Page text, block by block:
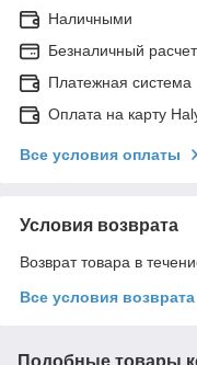
Наличными
Безналичный
Платежная система
Оплата на карту
Все условия оплаты
Условия возврата
Возврат товара в
Все условия возврата
Подобные товары